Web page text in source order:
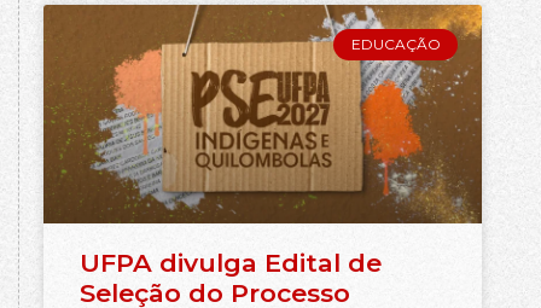
EDUCAÇÃO
UFPA divulga Edital de
Seleção do Processo